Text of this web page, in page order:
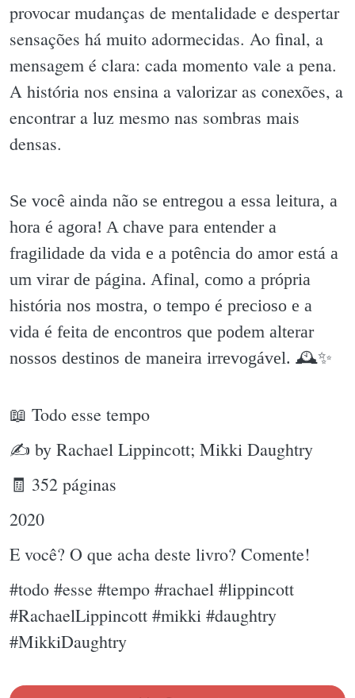
provocar mudanças de mentalidade e despertar
sensações há muito adormecidas. Ao final, a
mensagem é clara: cada momento vale a pena.
A história nos ensina a valorizar as conexões, a
encontrar a luz mesmo nas sombras mais
densas.
Se você ainda não se entregou a essa leitura, a
hora é agora! A chave para entender a
fragilidade da vida e a potência do amor está a
um virar de página. Afinal, como a própria
história nos mostra, o tempo é precioso e a
vida é feita de encontros que podem alterar
nossos destinos de maneira irrevogável. 🕰✨️
📖 Todo esse tempo
✍ by Rachael Lippincott; Mikki Daughtry
🧾 352 páginas
2020
E você? O que acha deste livro? Comente!
#todo #esse #tempo #rachael #lippincott
#RachaelLippincott #mikki #daughtry
#MikkiDaughtry